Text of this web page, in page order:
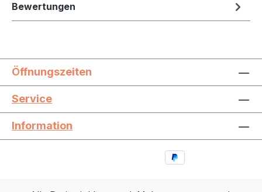
Bewertungen
Öffnungszeiten
Service
Information